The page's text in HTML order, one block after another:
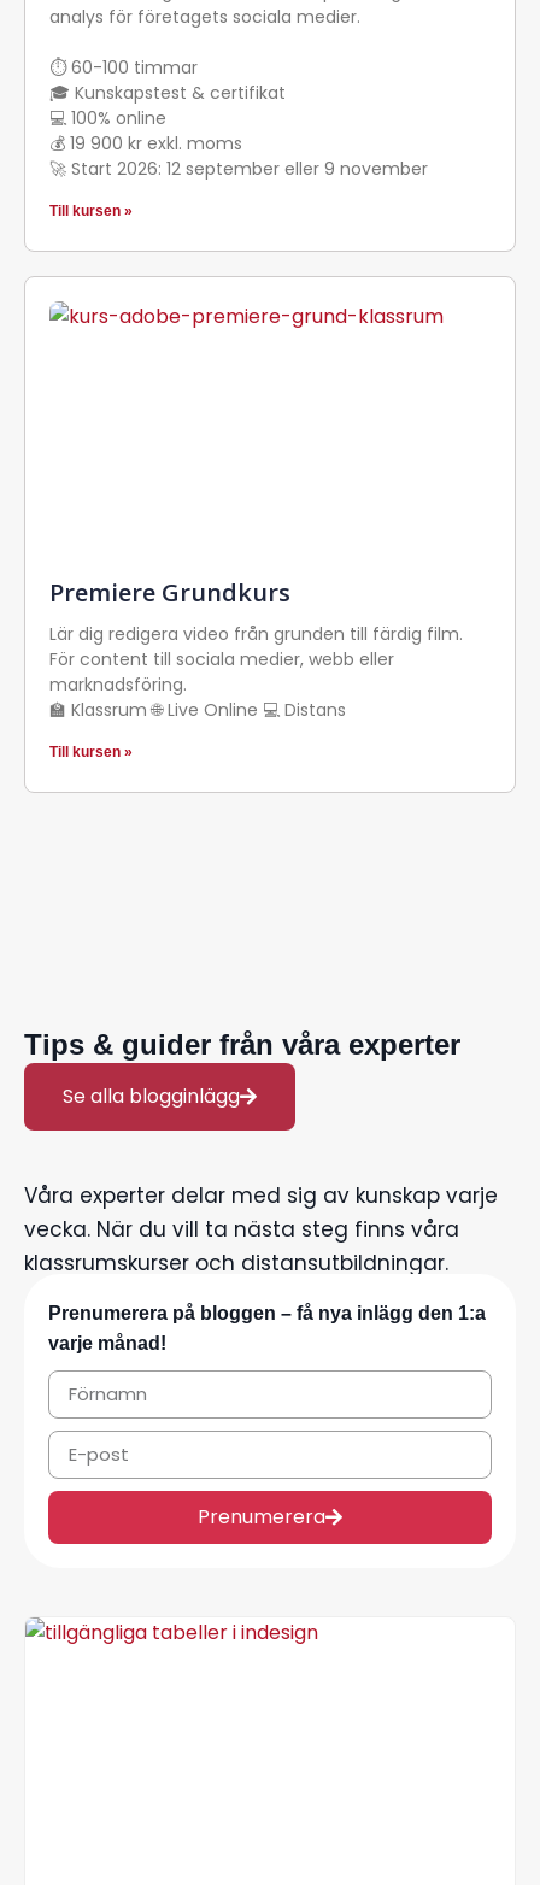
analys för företagets sociala medier.
⏱ 60-100 timmar
🎓 Kunskapstest & certifikat
💻 100% online
💰 19 900 kr exkl. moms
🚀 Start 2026: 12 september eller 9 november
Till kursen »
Premiere Grundkurs
Lär dig redigera video från grunden till färdig film.
För content till sociala medier, webb eller
marknadsföring.
🏫 Klassrum 🌐 Live Online 💻 Distans
Till kursen »
Tips & guider från våra experter
Se alla blogginlägg
Våra experter delar med sig av kunskap varje
vecka. När du vill ta nästa steg finns våra
klassrumskurser och distansutbildningar.
Prenumerera på bloggen – få nya inlägg den 1:a
varje månad!
Prenumerera